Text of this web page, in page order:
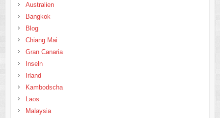
Australien
Bangkok
Blog
Chiang Mai
Gran Canaria
Inseln
Irland
Kambodscha
Laos
Malaysia